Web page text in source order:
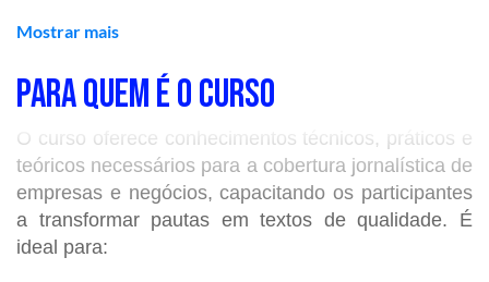
O QUE VOCÊ APRENDERÁ
✅ Módulo 01:
O que é uma empresa?
Definição de empresa e principais tipos;
Organização interna das empresas;
Empresas, mercados e setores;
Mostrar mais
PARA QUEM É O CURSO
O curso oferece conhecimentos técnicos, práticos e
teóricos necessários para a cobertura jornalística de
empresas e negócios, capacitando os participantes
a transformar pautas em textos de qualidade. É
ideal para: